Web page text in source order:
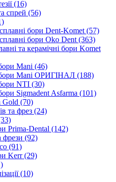
(16)
спрей (56)
бори Dent-Komet (57)
бори Oko Dent (363)
та керамічні бори Komet
Mani (46)
бори Mani ОРИГІНАЛ (188)
NTI (30)
Sigmadent Asfarma (101)
Gold (70)
та фрез (24)
Prima-Dental (142)
фрези (92)
(91)
Kerr (29)
(10)